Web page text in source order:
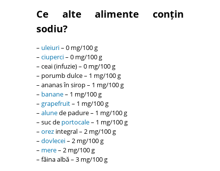
Ce alte alimente conțin
sodiu?
– uleiuri– 0 mg/100 g
– ciuperci– 0 mg/100 g
– ceai (infuzie) – 0 mg/100 g
– porumb dulce – 1 mg/100 g
– ananas în sirop – 1 mg/100 g
– banane– 1 mg/100 g
– grapefruit– 1 mg/100 g
– alunede padure – 1 mg/100 g
– suc de portocale– 1 mg/100 g
– orez integral – 2 mg/100 g
– dovlecei– 2 mg/100 g
– mere– 2 mg/100 g
– făina albă – 3 mg/100 g